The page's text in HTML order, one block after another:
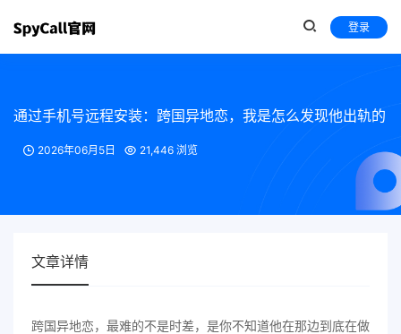
登录
通过手机号远程安装：跨国异地恋，我是怎么发现他出轨的
2026年06月5日 21,446 浏览
文章详情
跨国异地恋，最难的不是时差，是你不知道他在那边到底在做